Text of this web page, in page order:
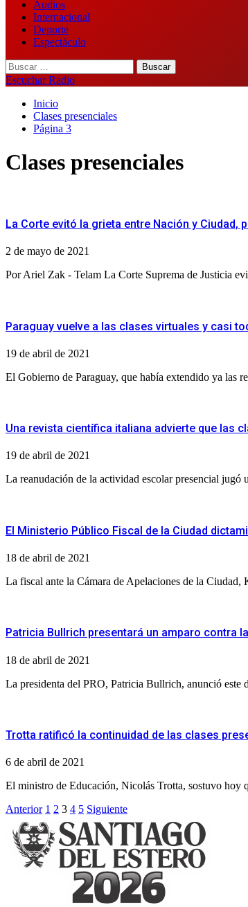
Audios
Internacional
Deporte
Espectáculo
Buscar:
Escuchar Radio
Inicio
Clases presenciales
Página 3
Clases presenciales
La Corte evitó la grieta entre Nación y Ciudad,
2 de mayo de 2021
Por Ariel Zak - Telam La Corte Suprema de Justicia
Paraguay vuelve a las clases virtuales y casi
19 de abril de 2021
El Gobierno de Paraguay, que había extendido ya las
Una revista científica italiana advierte que las
19 de abril de 2021
La reanudación de la actividad escolar presencial jugó
El Ministerio Público Fiscal de la Ciudad
18 de abril de 2021
La fiscal ante la Cámara de Apelaciones de la
Patricia Bullrich presentará un amparo contra
18 de abril de 2021
La presidenta del PRO, Patricia Bullrich, anunció este
Trotta ratificó la continuidad de las clases
6 de abril de 2021
El ministro de Educación, Nicolás Trotta, sostuvo hoy
Paginación
de
entradas
Anterior 1 2 3 4 5 Siguiente